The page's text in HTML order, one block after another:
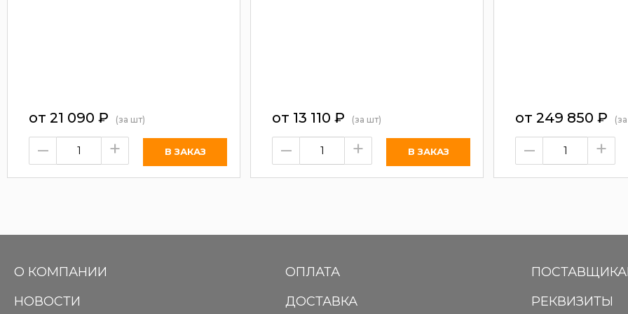
от 21 090 ₽ (за шт)
– +
от 13 110 ₽ (за шт)
– +
от 249 850 ₽
– +
О КОМПАНИИ
НОВОСТИ
ОПЛАТА
ДОСТАВКА
РЕКВИЗИТЫ